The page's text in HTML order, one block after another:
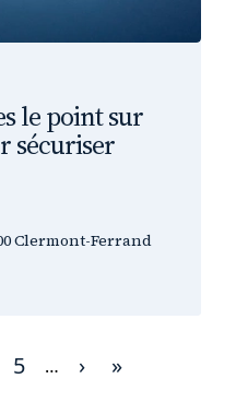
le point sur
sécuriser
Clermont-Ferrand
Page
5 …
Page
›
Dernière
»